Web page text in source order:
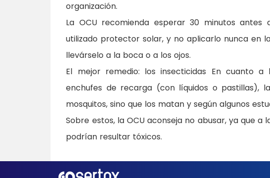
organización.
La OCU recomienda esperar 30 minutos
utilizado protector solar, y no aplicarlo nunca en
llevárselo a la boca o a los ojos.
El mejor remedio: los insecticidas En cuanto
enchufes de recarga (con líquidos o pastillas),
mosquitos, sino que los matan y según algunos
Sobre estos, la OCU aconseja no abusar, ya que
podrían resultar tóxicos.